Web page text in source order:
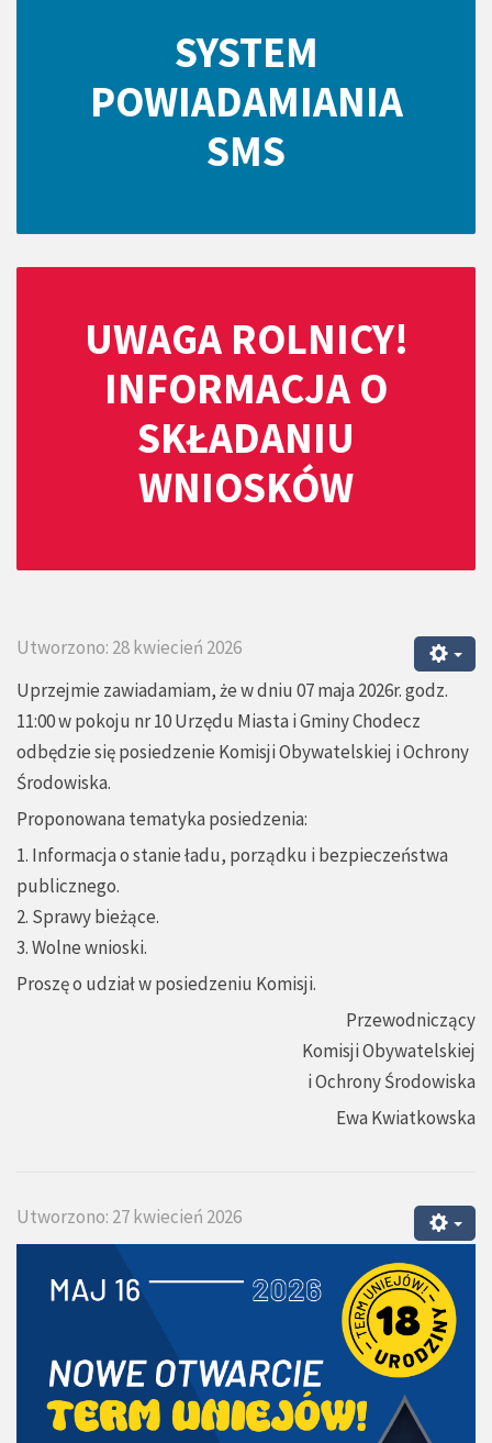
SYSTEM
POWIADAMIANIA
SMS
UWAGA ROLNICY!
INFORMACJA O
SKŁADANIU
WNIOSKÓW
Utworzono: 28 kwiecień 2026
Uprzejmie zawiadamiam, że w dniu 07 maja 2026r. godz.
11:00 w pokoju nr 10 Urzędu Miasta i Gminy Chodecz
odbędzie się posiedzenie Komisji Obywatelskiej i Ochrony
Środowiska.
Proponowana tematyka posiedzenia:
1. Informacja o stanie ładu, porządku i bezpieczeństwa
publicznego.
2. Sprawy bieżące.
3. Wolne wnioski.
Proszę o udział w posiedzeniu Komisji.
Przewodniczący
Komisji Obywatelskiej
i Ochrony Środowiska
Ewa Kwiatkowska
Utworzono: 27 kwiecień 2026